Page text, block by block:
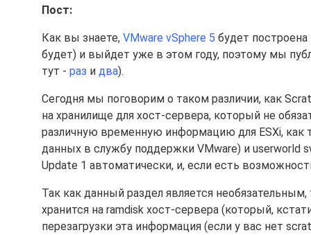
Пост:
Как вы знаете, VMware vSphere 5 будет построена
будет) и выйдет уже в этом году, поэтому мы
тут - раз и два).
Сегодня мы поговорим о таком различии, как
на хранилище для хост-сервера, который не
различную временную информацию для ESXi, как
данных в службу поддержки VMware) и userworld
Update 1 автоматически, и, если есть
Так как данный раздел является
хранится на ramdisk хост-сервера (который,
перезагрузки эта информация (если у вас нет